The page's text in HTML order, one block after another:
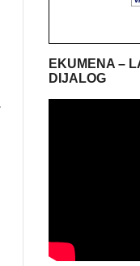
EKUMENA –
DIJALOG